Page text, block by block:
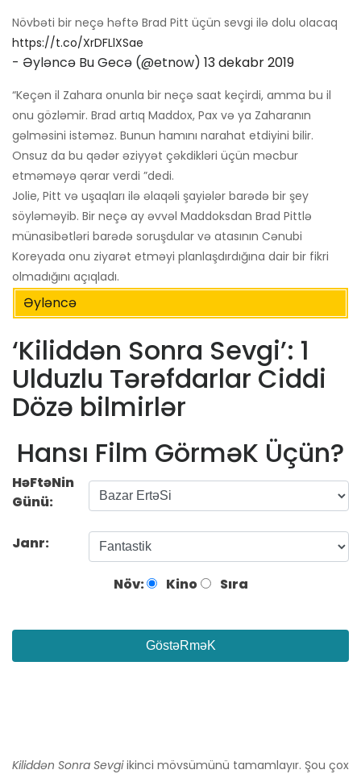
Növbəti bir neçə həftə Brad Pitt üçün sevgi ilə dolu olacaq
https://t.co/XrDFLlXSae
- Əyləncə Bu Gecə (@etnow) 13 dekabr 2019
“Keçən il Zahara onunla bir neçə saat keçirdi, amma bu il
onu gözləmir. Brad artıq Maddox, Pax və ya Zaharanın
gəlməsini istəməz. Bunun hamını narahat etdiyini bilir.
Onsuz da bu qədər əziyyət çəkdikləri üçün məcbur
etməməyə qərar verdi ”dedi.
Jolie, Pitt və uşaqları ilə əlaqəli şayiələr barədə bir şey
söyləməyib. Bir neçə ay əvvəl Maddoksdan Brad Pittlə
münasibətləri barədə soruşdular və atasının Cənubi
Koreyada onu ziyarət etməyi planlaşdırdığına dair bir fikri
olmadığını açıqladı.
Əyləncə
‘Kiliddən Sonra Sevgi’: 1
Ulduzlu Tərəfdarlar Ciddi
Dözə bilmirlər
Hansı Film GörməK Üçün?
HəFtəNin
Günü:
Janr:
Növ: Kino Sıra
GöstəRməK
Kiliddən Sonra Sevgiikinci mövsümünü tamamlayır. Şou çox